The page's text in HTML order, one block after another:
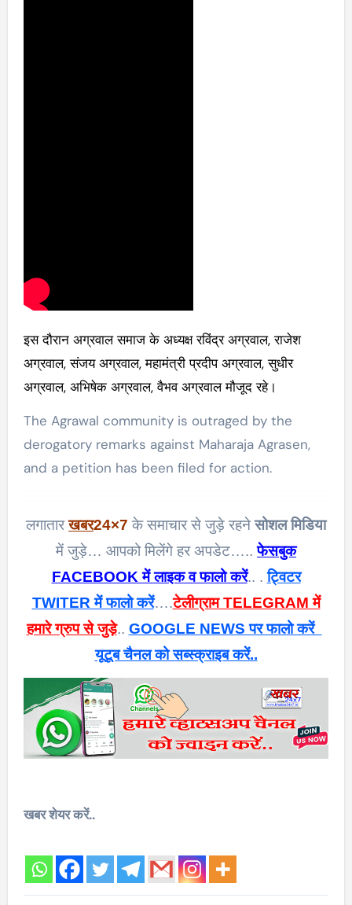
इस दौरान अग्रवाल समाज के अध्यक्ष रविंद्र अग्रवाल, राजेश
अग्रवाल, संजय अग्रवाल, महामंत्री प्रदीप अग्रवाल, सुधीर
अग्रवाल, अभिषेक अग्रवाल, वैभव अग्रवाल मौजूद रहे।
The Agrawal community is outraged by the
derogatory remarks against Maharaja Agrasen,
and a petition has been filed for action.
लगातारखबर24×7 के समाचार से जुड़े रहनेसोशल मिडिया
में जुड़े… आपको मिलेंगे हर अपडेट…..फेसबुक
FACEBOOK में लाइक व फालो करें.. .ट्विटर
TWITER में फालो करें….टेलीग्राम TELEGRAM में
हमारे ग्रुप से जुड़े.. GOOGLE NEWS पर फालो करें
यूटूब चैनल को सब्स्क्राइब करें..
खबर शेयर करें..